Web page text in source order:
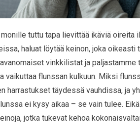
tuttu tapa lievittää ikäviä oireita
haluat löytää keinon, joka
vinkkilistat ja paljastamme
flunssan kulkuun. Miksi
harrastukset täydessä vauhdissa, ja
ei kysy aikaa – se vain tulee.
jotka tukevat kehoa